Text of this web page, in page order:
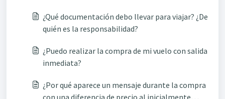
¿Qué documentación debo llevar para viajar? ¿De
quién es la responsabilidad?
¿Puedo realizar la compra de mi vuelo con salida
inmediata?
¿Por qué aparece un mensaje durante la compra
con una diferencia de precio al inicialmente